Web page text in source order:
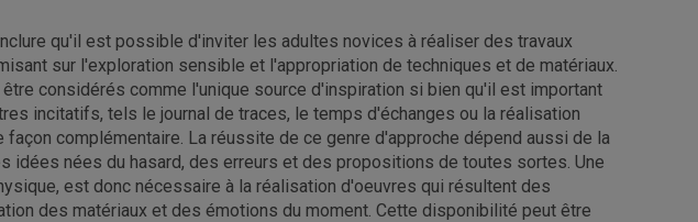
qu'il est possible d'inviter les adultes novices à réaliser des travaux
sur l'exploration sensible et l'appropriation de techniques et de matériaux.
considérés comme l'unique source d'inspiration si bien qu'il est important
incitatifs, tels le journal de traces, le temps d'échanges ou la réalisation
complémentaire. La réussite de ce genre d'approche dépend aussi de la
idées nées du hasard, des erreurs et des propositions de toutes sortes. Une
est donc nécessaire à la réalisation d'oeuvres qui résultent des
des matériaux et des émotions du moment. Cette disponibilité peut être